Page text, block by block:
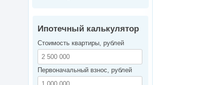
Ипотечный калькулятор
Стоимость квартиры, рублей
Первоначальный взнос, рублей